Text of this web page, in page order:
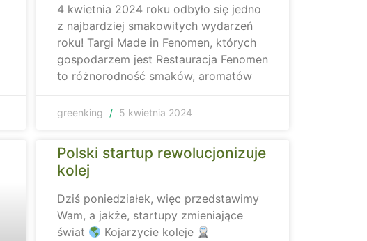
4 kwietnia 2024 roku odbyło się jedno
z najbardziej smakowitych wydarzeń
roku! Targi Made in Fenomen, których
gospodarzem jest Restauracja Fenomen
to różnorodność smaków, aromatów
greenking 5 kwietnia 2024
Polski startup rewolucjonizuje
kolej
Dziś poniedziałek, więc przedstawimy
Wam, a jakże, startupy zmieniające
świat
Kojarzycie koleje